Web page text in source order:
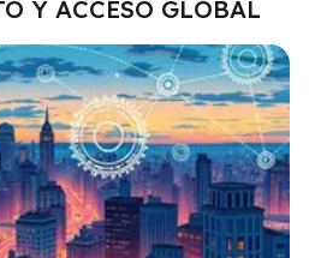
Y ACCESO GLOBAL